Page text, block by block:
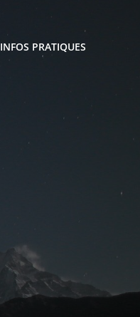
INFOS PRATIQUES